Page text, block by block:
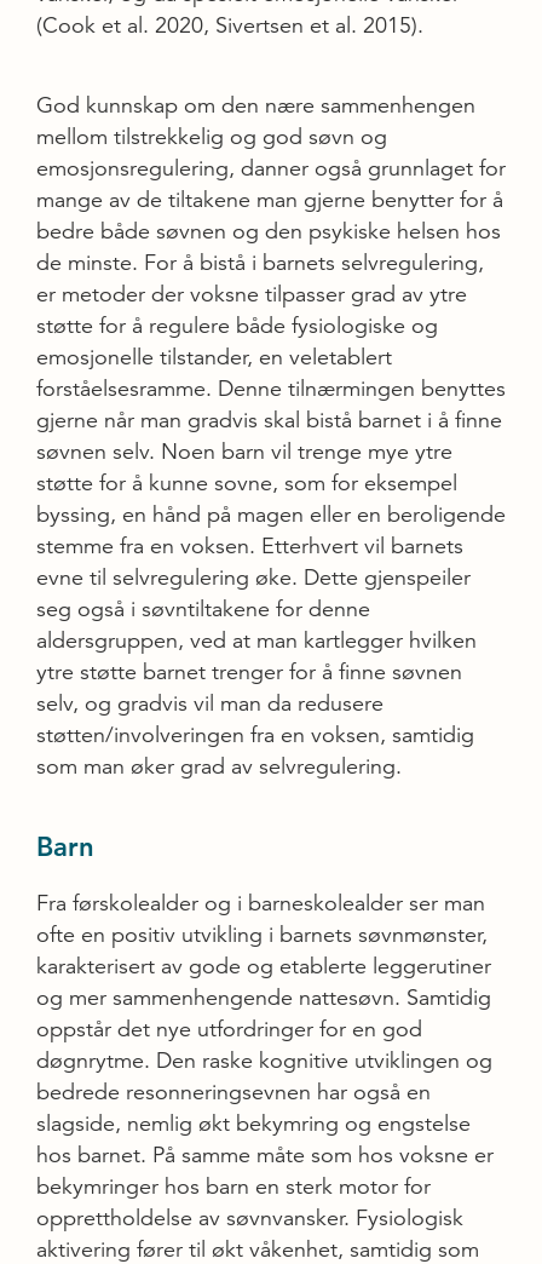
(Cook et al. 2020, Sivertsen et al. 2015).
God kunnskap om den nære sammenhengen
mellom tilstrekkelig og god søvn og
emosjonsregulering, danner også grunnlaget for
mange av de tiltakene man gjerne benytter for å
bedre både søvnen og den psykiske helsen hos
de minste. For å bistå i barnets selvregulering,
er metoder der voksne tilpasser grad av ytre
støtte for å regulere både fysiologiske og
emosjonelle tilstander, en veletablert
forståelses­ramme. Denne tilnærmingen benyttes
gjerne når man gradvis skal bistå barnet i å finne
søvnen selv. Noen barn vil trenge mye ytre
støtte for å kunne sovne, som for eksempel
byssing, en hånd på magen eller en beroligende
stemme fra en voksen. Etterhvert vil barnets
evne til selvregulering øke. Dette gjenspeiler
seg også i søvntiltakene for denne
aldersgruppen, ved at man kartlegger hvilken
ytre støtte barnet trenger for å finne søvnen
selv, og gradvis vil man da redusere
støtten/involveringen fra en voksen, samtidig
som man øker grad av selvregulering.
Barn
Fra førskolealder og i barneskolealder ser man
ofte en positiv utvikling i barnets søvnmønster,
karakterisert av gode og etablerte leggerutiner
og mer sammenhengende nattesøvn. Samtidig
oppstår det nye utfordringer for en god
døgnrytme. Den raske kognitive utviklingen og
bedrede resonneringsevnen har også en
slagside, nemlig økt bekymring og engstelse
hos barnet. På samme måte som hos voksne er
bekymringer hos barn en sterk motor for
opprettholdelse av søvnvansker. Fysiologisk
aktivering fører til økt våkenhet, samtidig som